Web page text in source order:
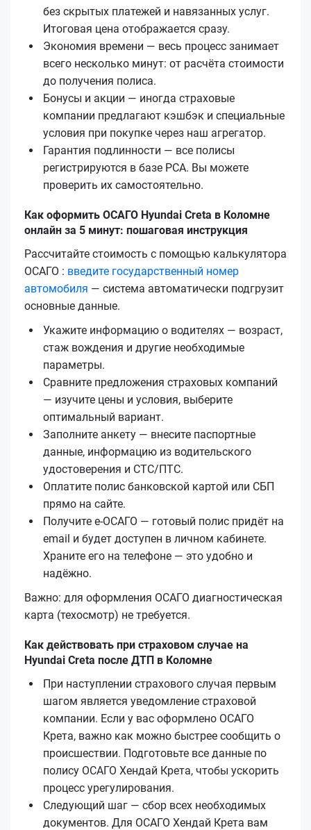
без скрытых платежей и навязанных услуг.
Итоговая цена отображается сразу.
Экономия времени — весь процесс занимает
всего несколько минут: от расчёта стоимости
до получения полиса.
Бонусы и акции — иногда страховые
компании предлагают кэшбэк и специальные
условия при покупке через наш агрегатор.
Гарантия подлинности — все полисы
регистрируются в базе РСА. Вы можете
проверить их самостоятельно.
Как оформить ОСАГО Hyundai Creta в Коломне
онлайн за 5 минут: пошаговая инструкция
Рассчитайте стоимость с помощью калькулятора
ОСАГО : введите государственный номер
автомобиля — система автоматически подгрузит
основные данные.
Укажите информацию о водителях — возраст,
стаж вождения и другие необходимые
параметры.
Сравните предложения страховых компаний
— изучите цены и условия, выберите
оптимальный вариант.
Заполните анкету — внесите паспортные
данные, информацию из водительского
удостоверения и СТС/ПТС.
Оплатите полис банковской картой или СБП
прямо на сайте.
Получите е‑ОСАГО — готовый полис придёт на
email и будет доступен в личном кабинете.
Храните его на телефоне — это удобно и
надёжно.
Важно: для оформления ОСАГО диагностическая
карта (техосмотр) не требуется.
Как действовать при страховом случае на
Hyundai Creta после ДТП в Коломне
При наступлении страхового случая первым
шагом является уведомление страховой
компании. Если у вас оформлено ОСАГО
Кретa, важно как можно быстрее сообщить о
происшествии. Подготовьте все данные по
полису ОСАГО Хендай Кретa, чтобы ускорить
процесс урегулирования.
Следующий шаг — сбор всех необходимых
документов. Для ОСАГО Хендай Кретa вам